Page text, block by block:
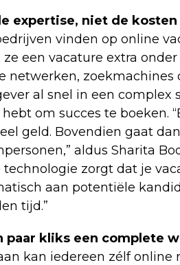
expertise, niet de kosten
vinden op online
een vacature extra
netwerken,
al snel in een complex
om succes te boeken.
geld. Bovendien gaat
aldus Sharita
technologie zorgt dat je
aan potentiële
tijd.”
paar kliks een complete
kan iedereen zélf